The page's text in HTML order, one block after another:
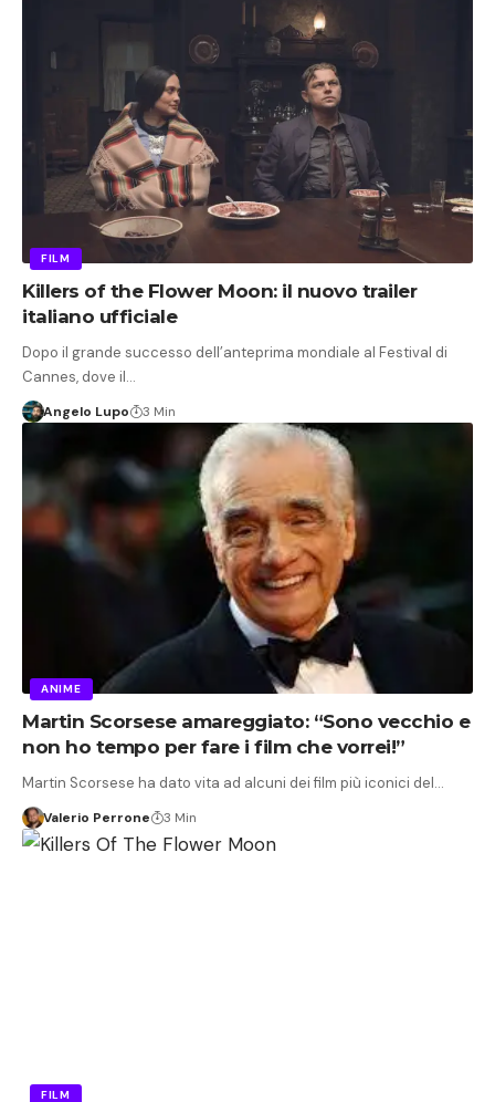
FILM
Killers of the Flower Moon: il nuovo trailer
italiano ufficiale
Dopo il grande successo dell’anteprima mondiale al Festival di
Cannes, dove il…
Angelo Lupo 3 Min
ANIME
Martin Scorsese amareggiato: “Sono vecchio e
non ho tempo per fare i film che vorrei!”
Martin Scorsese ha dato vita ad alcuni dei film più iconici del…
Valerio Perrone 3 Min
FILM